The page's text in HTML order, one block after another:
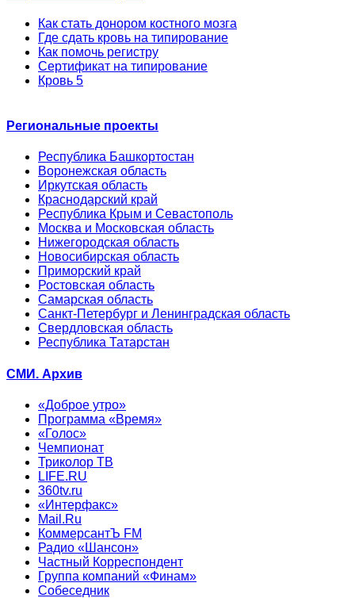
Как стать донором костного мозга
Где сдать кровь на типирование
Как помочь регистру
Сертификат на типирование
Кровь 5
Региональные проекты
Республика Башкортостан
Воронежская область
Иркутская область
Краснодарский край
Республика Крым и Севастополь
Москва и Московская область
Нижегородская область
Новосибирская область
Приморский край
Ростовская область
Самарская область
Санкт-Петербург и Ленинградская область
Свердловская область
Республика Татарстан
СМИ. Архив
«Доброе утро»
Программа «Время»
«Голос»
Чемпионат
Триколор ТВ
LIFE.RU
360tv.ru
«Интерфакс»
Mail.Ru
КоммерсантЪ FM
Радио «Шансон»
Частный Корреспондент
Группа компаний «Финам»
Собеседник